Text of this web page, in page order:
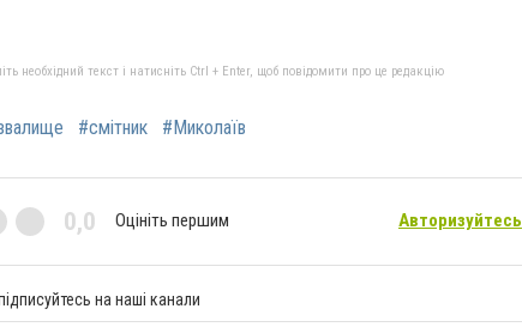
необхідний текст і натисніть Ctrl + Enter, щоб повідомити про це редакцію
#смітник #Миколаїв
0,0 Оцініть першим Авторизуйтесь
на наші канали